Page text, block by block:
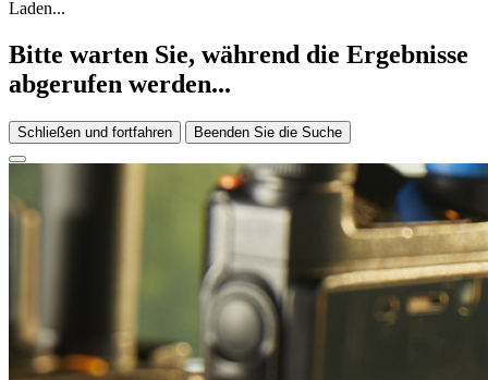
Laden...
Bitte warten Sie, während die Ergebnisse
abgerufen werden...
Schließen und fortfahren Beenden Sie die Suche